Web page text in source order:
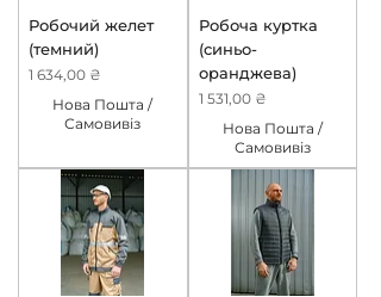
Робочий желет
(темний)
Ціна
1 634,00 ₴
Нова Пошта /
Самовивіз
Робоча куртка
(синьо-
оранджева)
Ціна
1 531,00 ₴
Нова Пошта /
Самовивіз